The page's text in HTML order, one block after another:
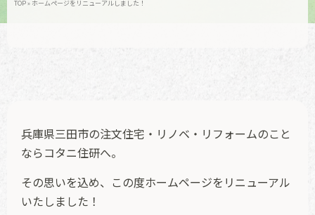
TOP» ホームページをリニューアルしました！
兵庫県三田市の注文住宅・リノベ・リフォームのこと
ならコタニ住研へ。
その思いを込め、この度ホームページをリニューアル
いたしました！